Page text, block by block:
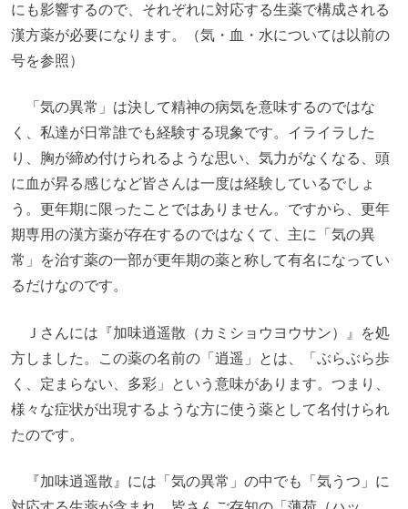
にも影響するので、それぞれに対応する生薬で構成される
漢方薬が必要になります。（気・血・水については以前の
号を参照）
「気の異常」は決して精神の病気を意味するのではな
く、私達が日常誰でも経験する現象です。イライラした
り、胸が締め付けられるような思い、気力がなくなる、頭
に血が昇る感じなど皆さんは一度は経験しているでしょ
う。更年期に限ったことではありません。ですから、更年
期専用の漢方薬が存在するのではなくて、主に「気の異
常」を治す薬の一部が更年期の薬と称して有名になってい
るだけなのです。
Ｊさんには『加味逍遥散（カミショウヨウサン）』を処
方しました。この薬の名前の「逍遥」とは、「ぶらぶら歩
く、定まらない、多彩」という意味があります。つまり、
様々な症状が出現するような方に使う薬として名付けられ
たのです。
『加味逍遥散』には「気の異常」の中でも「気うつ」に